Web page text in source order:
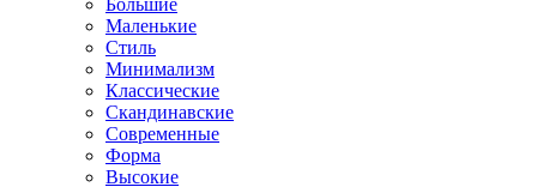
Большие
Маленькие
Стиль
Минимализм
Классические
Скандинавские
Современные
Форма
Высокие